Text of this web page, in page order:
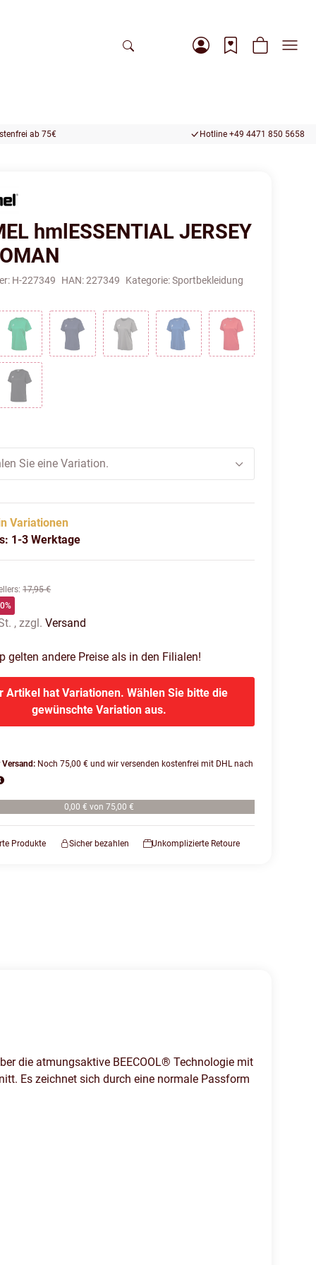
ab 75€ Hotline +49 4471 850 5658
hmlESSENTIAL JERSEY
H-227349 HAN:227349 Kategorie:Sportbekleidung
YELLOW
JELLY BEAN
Sie eine Variation.
Variationen
1-3 Werktage
:17,95 €
, zzgl.Versand
gelten andere Preise als in den Filialen!
Artikel hat Variationen. Wählen Sie bitte die
gewünschte Variation aus.
Noch 75,00 € und wir versenden kostenfrei mit DHL nach
0,00 € von 75,00 €
Produkte Sicher bezahlen Unkomplizierte Retoure
die atmungsaktive BEECOOL® Technologie mit
Es zeichnet sich durch eine normale Passform